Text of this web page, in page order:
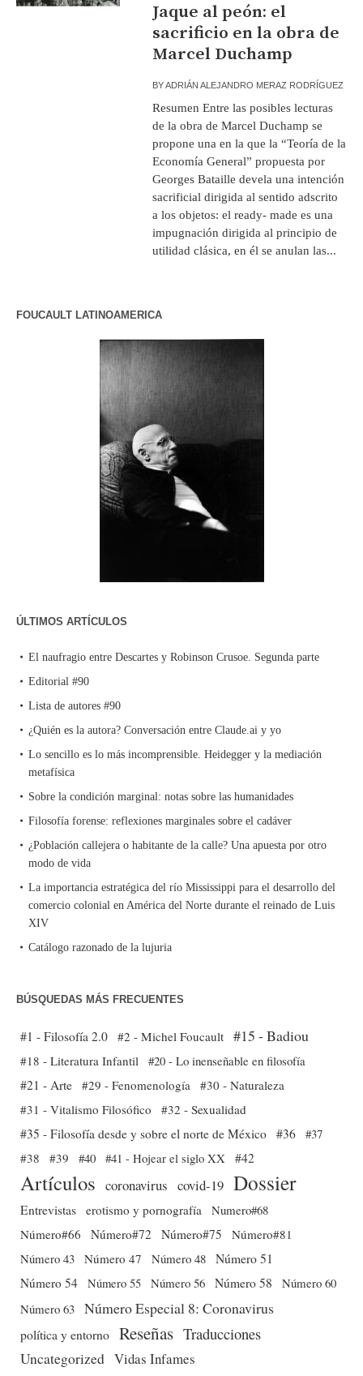
Jaque al peón: el
sacrificio en la obra de
Marcel Duchamp
BYADRIÁN ALEJANDRO MERAZ RODRÍGUEZ
Resumen Entre las posibles lecturas
de la obra de Marcel Duchamp se
propone una en la que la “Teoría de la
Economía General” propuesta por
Georges Bataille devela una intención
sacrificial dirigida al sentido adscrito
a los objetos: el ready- made es una
impugnación dirigida al principio de
utilidad clásica, en él se anulan las...
FOUCAULT LATINOAMERICA
ÚLTIMOS ARTÍCULOS
El naufragio entre Descartes y Robinson Crusoe. Segunda parte
Editorial #90
Lista de autores #90
¿Quién es la autora? Conversación entre Claude.ai y yo
Lo sencillo es lo más incomprensible. Heidegger y la mediación
metafísica
Sobre la condición marginal: notas sobre las humanidades
Filosofía forense: reflexiones marginales sobre el cadáver
¿Población callejera o habitante de la calle? Una apuesta por otro
modo de vida
La importancia estratégica del río Mississippi para el desarrollo del
comercio colonial en América del Norte durante el reinado de Luis
XIV
Catálogo razonado de la lujuria
BÚSQUEDAS MÁS FRECUENTES
#1 - Filosofía 2.0 #2 - Michel Foucault #15 - Badiou
#18 - Literatura Infantil #20 - Lo inenseñable en filosofía
#21 - Arte #29 - Fenomenología
#30 - Naturaleza
#31 - Vitalismo Filosófico
#32 - Sexualidad
#35 - Filosofía desde y sobre el norte de México #36 #37
#38
#39 #40 #41 - Hojear el siglo XX #42
Artículos coronavirus covid-19 Dossier
Entrevistas erotismo y pornografía
Numero#68
Número#66
Número#72 Número#75
Número#81
Número 43 Número 47 Número 48 Número 51
Número 54 Número 55 Número 56 Número 58
Número 60
Número 63 Número Especial 8: Coronavirus
política y entorno Reseñas Traducciones
Uncategorized Vidas Infames